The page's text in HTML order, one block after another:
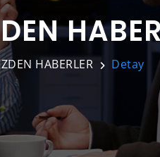
HABERLER Detay